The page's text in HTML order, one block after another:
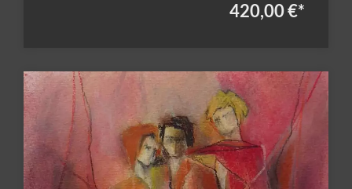
420,00 €*